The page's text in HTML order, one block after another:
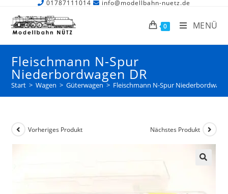
01787111014 info@modellbahn-nuetz.de
0 MENÜ
Fleischmann N-Spur
Niederbordwagen DR
Start > Wagen > Güterwagen > Fleischmann N-Spur
Vorheriges Produkt Nächstes Produkt